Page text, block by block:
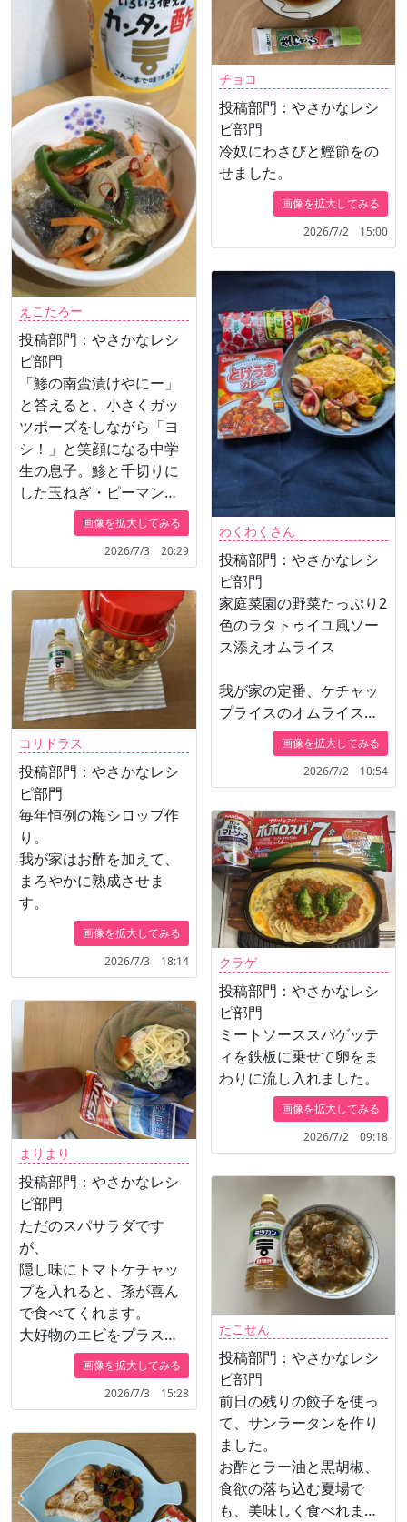
えこたろー
投稿部門：やさかなレシ
ピ部門
「鯵の南蛮漬けやにー」
と答えると、小さくガッ
ツポーズをしながら「ヨ
シ！」と笑顔になる中学
生の息子。鯵と千切りに
した玉ねぎ・ピーマン・
ニンジン。しっかり漬か
った二日目も美味しい！
画像を拡大してみる
2026/7/3 20:29
コリドラス
投稿部門：やさかなレシ
ピ部門
毎年恒例の梅シロップ作
り。
我が家はお酢を加えて、
まろやかに熟成させま
す。
画像を拡大してみる
2026/7/3 18:14
まりまり
投稿部門：やさかなレシ
ピ部門
ただのスパサラダです
が、
隠し味にトマトケチャッ
プを入れると、孫が喜ん
で食べてくれます。
大好物のエビをプラスし
ました。 画像を拡大してみる
2026/7/3 15:28
チョコ
投稿部門：やさかなレシ
ピ部門
冷奴にわさびと鰹節をの
せました。
画像を拡大してみる
2026/7/2 15:00
わくわくさん
投稿部門：やさかなレシ
ピ部門
家庭菜園の野菜たっぷり2
色のラタトゥイユ風ソー
ス添えオムライス
我が家の定番、ケチャッ
プライスのオムライス
に、トマト味とカレー味2
色のラタトゥイユ風ソー
スを添えました。家庭菜
って、地場のカツオ、マ
グロにイカ等のシーフー
ドも加えました。栄養満
点で様々な味わいが楽し
める逸品ができました。
画像を拡大してみる
2026/7/2 10:54
クラゲ
投稿部門：やさかなレシ
ピ部門
ミートソーススパゲッテ
ィを鉄板に乗せて卵をま
わりに流し入れました。
画像を拡大してみる
2026/7/2 09:18
たこせん
投稿部門：やさかなレシ
ピ部門
前日の残りの餃子を使っ
て、サンラータンを作り
ました。
お酢とラー油と黒胡椒、
食欲の落ち込む夏場で
も、美味しく食べれまし